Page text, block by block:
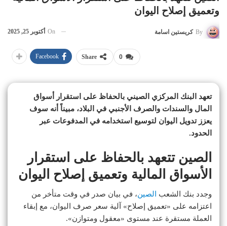
وتعميق إصلاح اليوان
By كريستين اسامة On أكتوبر 25, 2025
0
Share
Facebook
تعهد البنك المركزي الصيني بالحفاظ على استقرار أسواق
المال والسندات والصرف الأجنبي في البلاد، مبيناً أنه سوف
يعزز تدويل اليوان لتوسيع استخدامه في المدفوعات عبر
الحدود.
الصين تتعهد بالحفاظ على استقرار
الأسواق المالية وتعميق إصلاح اليوان
وجدد بنك الشعب الصين، في بيان صدر في وقت متأخر من
اعتزامه على «تعميق إصلاح» آلية سعر صرف اليوان، مع إبقاء
العملة مستقرة عند مستوى «معقول ومتوازن».